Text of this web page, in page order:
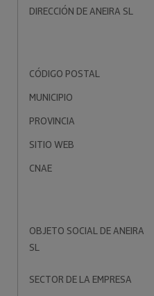
DIRECCIÓN DE ANEIRA SL
CÓDIGO POSTAL
MUNICIPIO
PROVINCIA
SITIO WEB
CNAE
OBJETO SOCIAL DE ANEIRA
SL
SECTOR DE LA EMPRESA